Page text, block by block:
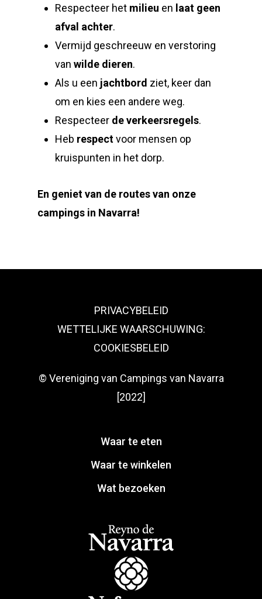
Respecteer het milieu en laat geen
afval achter.
Vermijd geschreeuw en verstoring
van wilde dieren.
Als u een jachtbord ziet, keer dan
om en kies een andere weg.
Respecteer de verkeersregels.
Heb respectvoor mensen op
kruispunten in het dorp.
En geniet van de routes van onze
campings in Navarra!
PRIVACYBELEID
WETTELIJKE WAARSCHUWING:
COOKIESBELEID
© Vereniging van Campings van Navarra
[2022]
Waar te eten
Waar te winkelen
Wat bezoeken